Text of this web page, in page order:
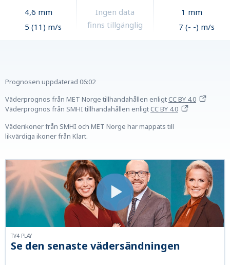
4,6 mm
5 (11) m/s
Ingen data
finns tillgänglig
1 mm
7 (- -) m/s
Prognosen uppdaterad 06:02
Väderprognos från MET Norge tillhandahållen enligtCC BY 4.0
Väderprognos från SMHI tillhandahållen enligtCC BY 4.0
Väderikoner från SMHI och MET Norge har mappats till
likvärdiga ikoner från Klart.
Se den senaste vädersändningen
TV4 PLAY